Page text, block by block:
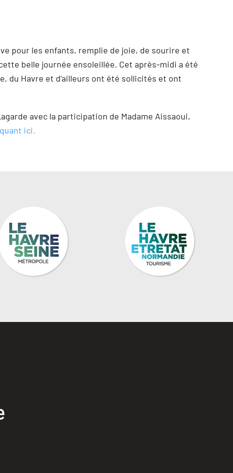
pour les enfants, remplie de joie, de sourire et
belle journée ensoleillée. Cet après-midi a été
du Havre et d’ailleurs ont été sollicités et ont
avec la participation de Madame Aissaoui,
ici.